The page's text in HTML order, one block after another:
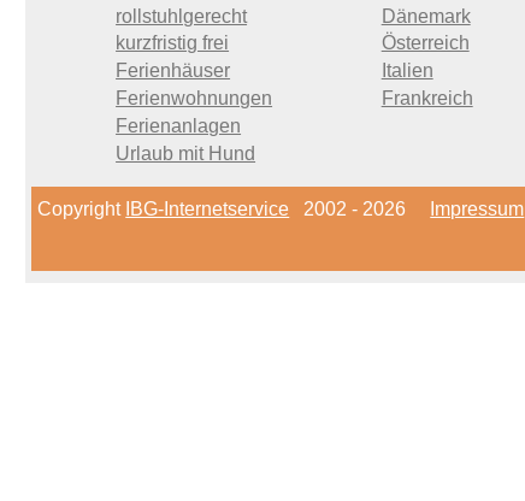
rollstuhlgerecht
kurzfristig frei
Ferienhäuser
Ferienwohnungen
Ferienanlagen
Urlaub mit Hund
Dänemark
Österreich
Italien
Frankreich
Copyright IBG-Internetservice 2002 - 2026 Impressum